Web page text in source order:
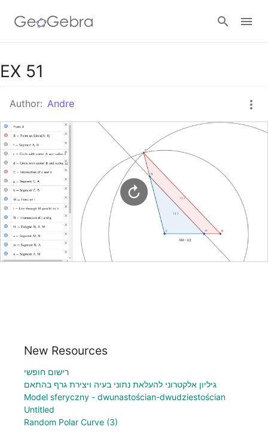
Google Classroom
GeoGebra Classroom
Sign in
EX 51
Author: Andre
New Resources
רישום חופשי
גיליון אלקטרוני להעלאת נתוני בעיה ויצירת גרף בהתאם
Model sferyczny - dwunastościan-dwudziestościan
Untitled
Random Polar Curve (3)